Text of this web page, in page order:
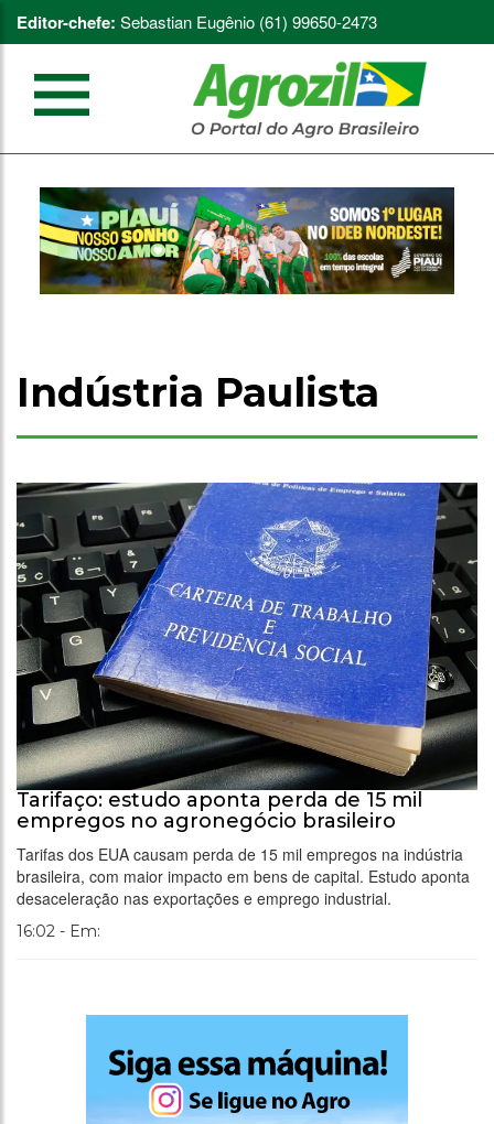
Editor-chefe: Sebastian Eugênio (61) 99650-2473
Indústria Paulista
Tarifaço: estudo aponta perda de 15 mil
empregos no agronegócio brasileiro
Tarifas dos EUA causam perda de 15 mil empregos na indústria
brasileira, com maior impacto em bens de capital. Estudo aponta
desaceleração nas exportações e emprego industrial.
16:02 - Em: